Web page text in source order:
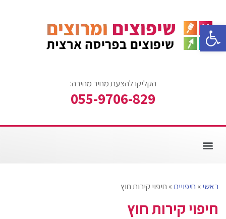
הקליקו להצעת מחיר מהירה:
055-9706-829
ראשי» חיפויים» חיפוי קירות חוץ
חיפוי קירות חוץ
פתח סרגל נגישות